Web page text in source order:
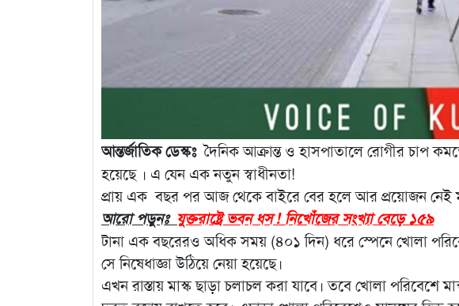
আন্তর্জাতিক ডেস্কঃদৈনিক আক্রান্ত ও হাসপাতালে রোগীর চাপ
হয়েছে । এ যেন এক নতুন স্বাধীনতা!
প্রায় এক বছর পর আজ থেকে বাইরে বের হলে আর প্রয়োজন নেই
আরো পড়ুনঃ যুক্তরাষ্ট্রে ভবন ধস ! নিখোঁজের সংখ্যা বেড়ে ১৫৯
টানা এক বছরেরও অধিক সময় (৪০১ দিন) ধরে স্পেনে খোলা
সে নিষেধাজ্ঞা উঠিয়ে নেয়া হয়েছে।
এখন রাস্তায় মাস্ক ছাড়া চলাচল করা যাবে। তবে খোলা পরিবেশে